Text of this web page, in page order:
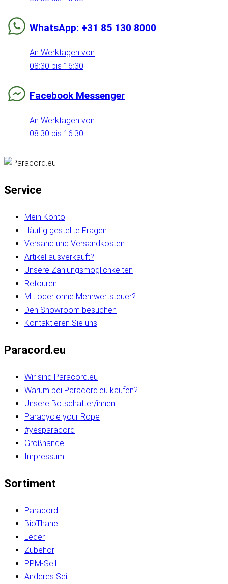
WhatsApp: +31 85 130 8000
An Werktagen von
08:30 bis 16:30
Facebook Messenger
An Werktagen von
08:30 bis 16:30
Service
Mein Konto
Häufig gestellte Fragen
Versand und Versandkosten
Artikel ausverkauft?
Unsere Zahlungsmöglichkeiten
Retouren
Mit oder ohne Mehrwertsteuer?
Den Showroom besuchen
Kontaktieren Sie uns
Paracord.eu
Wir sind Paracord.eu
Warum bei Paracord.eu kaufen?
Unsere Botschafter/innen
Paracycle your Rope
#yesparacord
Großhandel
Impressum
Sortiment
Paracord
BioThane
Leder
Zubehör
PPM-Seil
Anderes Seil